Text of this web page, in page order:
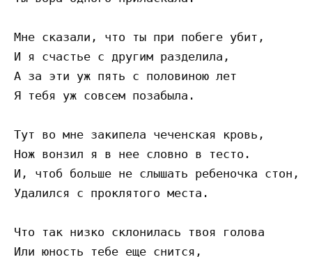
Мне сказали, что ты при побеге убит,
И я счастье с другим разделила,
А за эти уж пять с половиною лет
Я тебя уж совсем позабыла.
Тут во мне закипела чеченская кровь,
Нож вонзил я в нее словно в тесто.
И, чтоб больше не слышать ребеночка стон,
Удалился с проклятого места.
Что так низко склонилась твоя голова
Или юность тебе еще снится,